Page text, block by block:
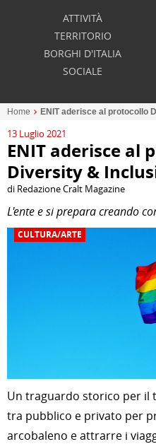
ATTIVITÀ
TERRITORIO
BORGHI D'ITALIA
SOCIALE
Home ENIT aderisce al protocollo
13 Luglio 2021
ENIT aderisce al
Diversity &
di Redazione Cralt Magazine
L'ente e si prepara creando
CULTURA/ARTE
Un traguardo storico per il
tra pubblico e privato per
arcobaleno e attrarre i